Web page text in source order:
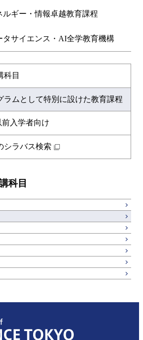
ルギー・情報卓越教育課程
タサイエンス・AI全学教育機構
科目
ラムとして特別に設けた教育課程
前入学者向け
シラバス検索
科目